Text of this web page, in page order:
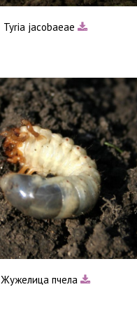
Tyria jacobaeae
Жужелица пчела